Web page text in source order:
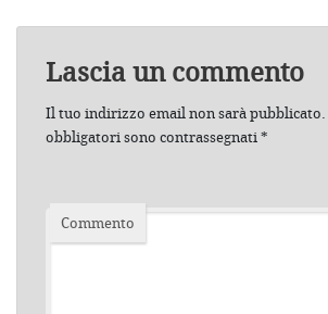
Lascia un commento
Il tuo indirizzo email non sarà pubblicato.
obbligatori sono contrassegnati*
Commento